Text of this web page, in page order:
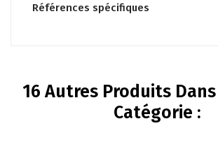
Références spécifiques
16 Autres Produits
Catégorie :